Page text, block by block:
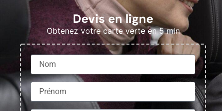
Devis en ligne
Obtenez votre carte verte en 5 min